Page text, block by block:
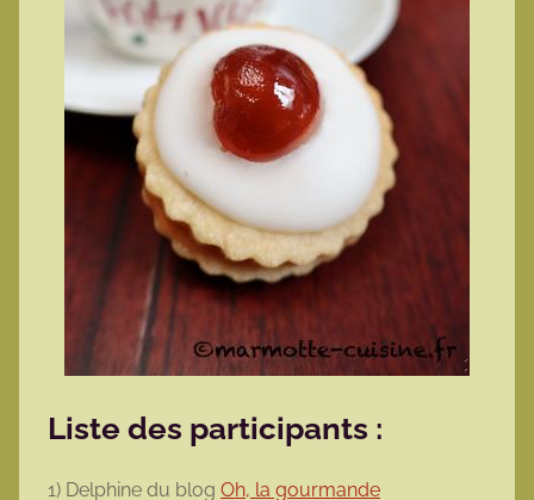
Liste des participants :
1) Delphine du blog Oh, la gourmande